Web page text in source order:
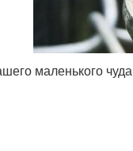
маленького чуда